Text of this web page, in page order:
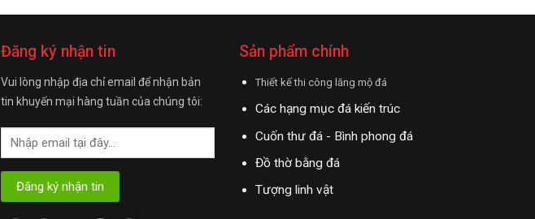
Đăng ký nhận tin
Vui lòng nhập địa chỉ email để nhận bản
tin khuyến mại hàng tuần của chúng tôi:
Sản phẩm chính
Thiết kế thi công lăng mộ đá
Các hạng mục đá kiến trúc
Cuốn thư đá - Bình phong đá
Đồ thờ bằng đá
Tượng linh vật